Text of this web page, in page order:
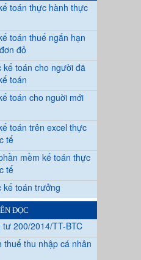
toán thực hành thực
toán thuế ngắn hạn
đỏ
kế toán cho người đã
toán
toán cho nguời mới
toán trên excel thực
tế
mềm kế toán thực
tế
kế toán trưởng
ĐỌC
tư 200/2014/TT-BTC
thuế thu nhập cá nhân